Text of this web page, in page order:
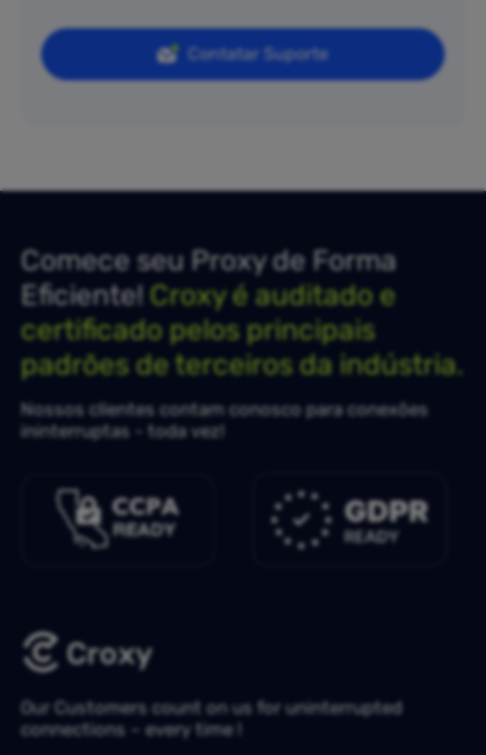
Contatar Suporte
Comece seu Proxy de Forma
Eficiente!Croxy é auditado e
certificado pelos principais
padrões de terceiros da indústria.
Nossos clientes contam conosco para conexões
ininterruptas - toda vez!
Our Customers count on us for uninterrupted
connections – every time !